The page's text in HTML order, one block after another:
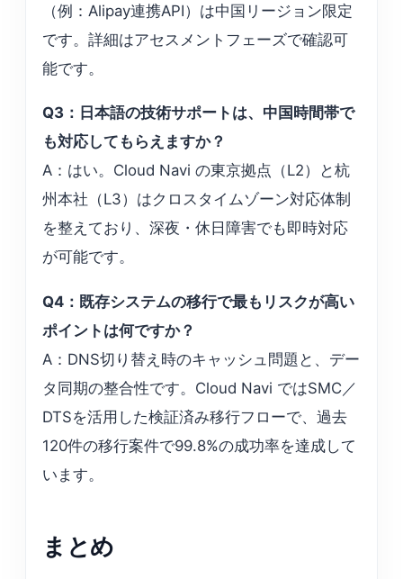
（例：Alipay連携API）は中国リージョン限定
です。詳細はアセスメントフェーズで確認可
能です。
Q3：日本語の技術サポートは、中国時間帯で
も対応してもらえますか？
A：はい。Cloud Navi の東京拠点（L2）と杭
州本社（L3）はクロスタイムゾーン対応体制
を整えており、深夜・休日障害でも即時対応
が可能です。
Q4：既存システムの移行で最もリスクが高い
ポイントは何ですか？
A：DNS切り替え時のキャッシュ問題と、デー
タ同期の整合性です。Cloud Navi ではSMC／
DTSを活用した検証済み移行フローで、過去
120件の移行案件で99.8%の成功率を達成して
います。
まとめ